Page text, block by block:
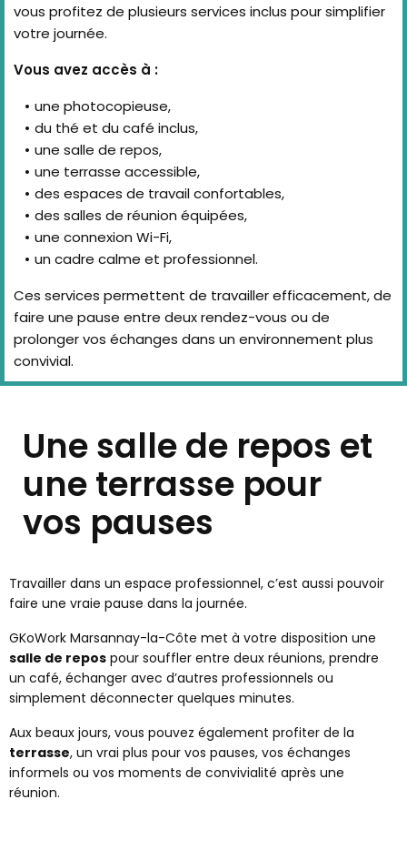
vous profitez de plusieurs services inclus pour simplifier
votre journée.
Vous avez accès à :
une photocopieuse,
du thé et du café inclus,
une salle de repos,
une terrasse accessible,
des espaces de travail confortables,
des salles de réunion équipées,
une connexion Wi-Fi,
un cadre calme et professionnel.
Ces services permettent de travailler efficacement, de
faire une pause entre deux rendez-vous ou de
prolonger vos échanges dans un environnement plus
convivial.
Une salle de repos et
une terrasse pour
vos pauses
Travailler dans un espace professionnel, c’est aussi pouvoir
faire une vraie pause dans la journée.
GKoWork Marsannay-la-Côte met à votre disposition une
salle de repos pour souffler entre deux réunions, prendre
un café, échanger avec d’autres professionnels ou
simplement déconnecter quelques minutes.
Aux beaux jours, vous pouvez également profiter de la
terrasse, un vrai plus pour vos pauses, vos échanges
informels ou vos moments de convivialité après une
réunion.